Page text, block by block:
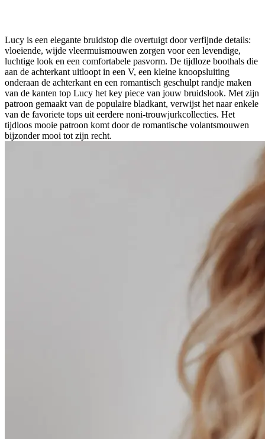
Lucy is een elegante bruidstop die overtuigt door verfijnde details:
vloeiende, wijde vleermuismouwen zorgen voor een levendige,
luchtige look en een comfortabele pasvorm. De tijdloze boothals die
aan de achterkant uitloopt in een V, een kleine knoopsluiting
onderaan de achterkant en een romantisch geschulpt randje maken
van de kanten top Lucy het key piece van jouw bruidslook. Met zijn
patroon gemaakt van de populaire bladkant, verwijst het naar enkele
van de favoriete tops uit eerdere noni-trouwjurkcollecties. Het
tijdloos mooie patroon komt door de romantische volantsmouwen
bijzonder mooi tot zijn recht.